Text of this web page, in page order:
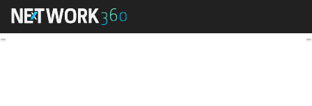
Lotta all’evasione, il